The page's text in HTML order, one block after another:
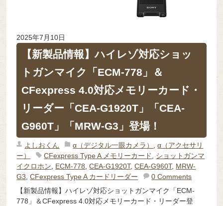
2025年7月10日
【新製品情報】ハイレゾ対応ショッ
トガンマイク「ECM-778」＆
CFexpress 4.0対応メモリーカード・
リーダー「CEA-G1920T」「CEA-
G960T」「MRW-G3」登場！
よしおくん α（デジタル一眼カメラ） ,α（アクセサリ
ー）
CFexpress Type A メモリーカード, ショットガンマ
イクロホン, ECM-778,CEA-G1920T,CEA-G960T, MRW-
G3,CFexpress Type A カードリーダー
0 Comments
【新製品情報】ハイレゾ対応ショットガンマイク「ECM-
778」＆CFexpress 4.0対応メモリーカード・リーダー登